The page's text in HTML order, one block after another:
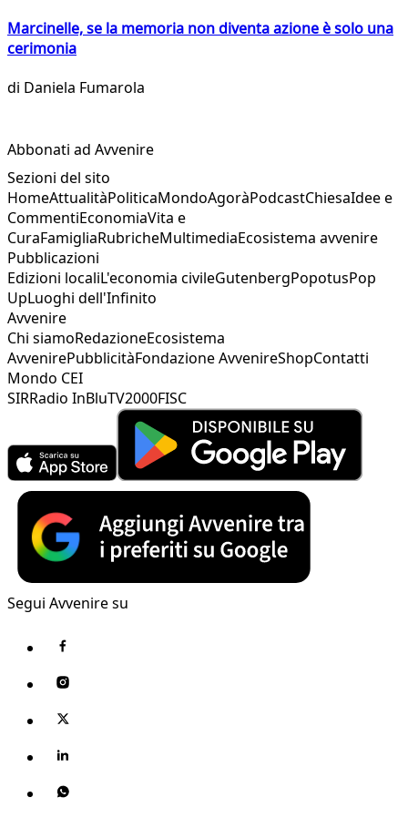
Marcinelle, se la memoria non diventa azione è solo una
cerimonia
di Daniela Fumarola
Abbonati ad Avvenire
Sezioni del sito
HomeAttualitàPoliticaMondoAgoràPodcastChiesaIdee e
CommentiEconomiaVita e
CuraFamigliaRubricheMultimediaEcosistema avvenire
Pubblicazioni
Edizioni localiL'economia civileGutenbergPopotusPop
UpLuoghi dell'Infinito
Avvenire
Chi siamoRedazioneEcosistema
AvvenirePubblicitàFondazione AvvenireShopContatti
Mondo CEI
SIRRadio InBluTV2000FISC
Segui Avvenire su